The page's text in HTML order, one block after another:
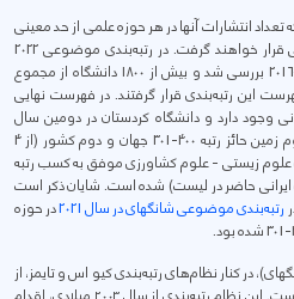
انتشارات آنها در هر حوزه علمی از حد معینی
بیشتر باشد در لیست رتبه‌بندی موضوعی قرار خواهند گرفت. در رتبه‌بندی موضوعی 2022
میزان انتشارات دانشگاه‌ها در دوره 2020-2016 بررسی شد و بیش از 1800 دانشگاه از مجموع
منطقه در فهرست این رتبه‌بندی قرار گرفتند. در فهرست نهایی
علمی ایرانی وجود دارد و دانشگاه کردستان در دومین سال
حضور خود، در حوزه‌ علوم طبیعی - علوم زمین حائز رتبه 400-301 جهان و دوم کشور (از 4
علوم زیستی - علوم کشاورزی موفق به کسب رتبه
و رتبه 5 کشور (از 6 دانشگاه ایرانی حاضر در لیست) شده است. شایان ذکر است
رتبه‌بندی موضوعی شانگهای در سال 2021
در حوزه
در کنار نظام‌های رتبه‌بندی کیو اس و تایمز، از